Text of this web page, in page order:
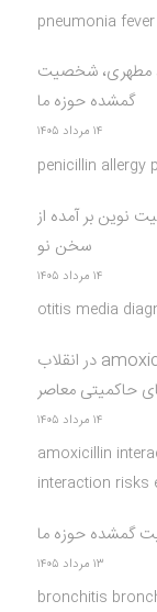
pneumonia
مطهری، شخصیت
گمشده حوزه ما
۱۴ مرداد ۱۴۰۵
penicillin allergy
نوین بر آمده از
سخن نو
۱۴ مرداد ۱۴۰۵
otitis media
در انقلاب
حاکمیتی معاصر
۱۴ مرداد ۱۴۰۵
amoxicillin
interaction risks
گمشده حوزه ما
۱۳ مرداد ۱۴۰۵
bronchitis